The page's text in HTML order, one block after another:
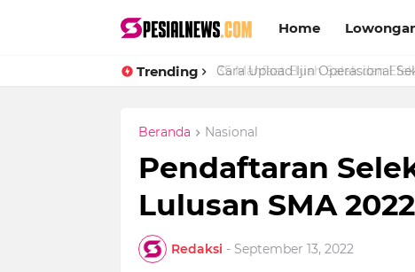
Home
Trending Cara Upload Ijin Operasional
Beranda Nasional
Pendaftaran
Lulusan SMA 2022
Redaksi - September 13, 2022